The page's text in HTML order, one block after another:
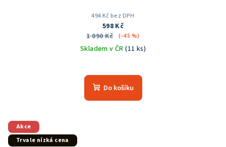
494 Kč bez DPH
598 Kč
1 090 Kč
(–45 %)
Skladem v ČR(11 ks)
hodnocení
produktu
Do košíku
Akce
Trvale nízká cena